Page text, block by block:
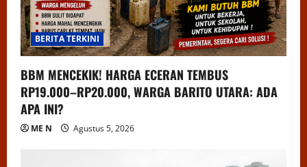
BERITA TERKINI
BBM MENCEKIK! HARGA ECERAN TEMBUS
RP19.000–RP20.000, WARGA BARITO UTARA: ADA
APA INI?
ME N Agustus 5, 2026